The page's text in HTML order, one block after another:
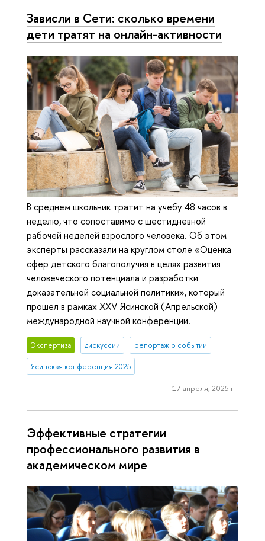
Зависли в Сети: сколько времени
дети тратят на онлайн-активности
В среднем школьник тратит на учебу 48 часов в
неделю, что сопоставимо с шестидневной
рабочей неделей взрослого человека. Об этом
эксперты рассказали на круглом столе «Оценка
сфер детского благополучия в целях развития
человеческого потенциала и разработки
доказательной социальной политики», который
прошел в рамках XXV Ясинской (Апрельской)
международной научной конференции.
Экспертиза дискуссии репортаж о событии
Ясинская конференция 2025
17 апреля, 2025 г.
Эффективные стратегии
профессионального развития в
академическом мире